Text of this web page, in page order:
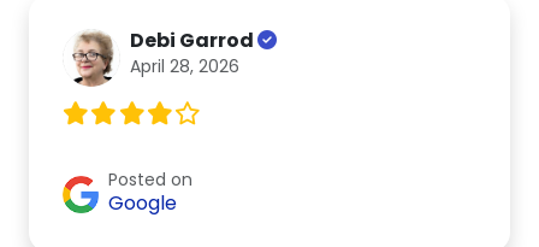
Debi Garrod
April 28, 2026
Posted on
Google